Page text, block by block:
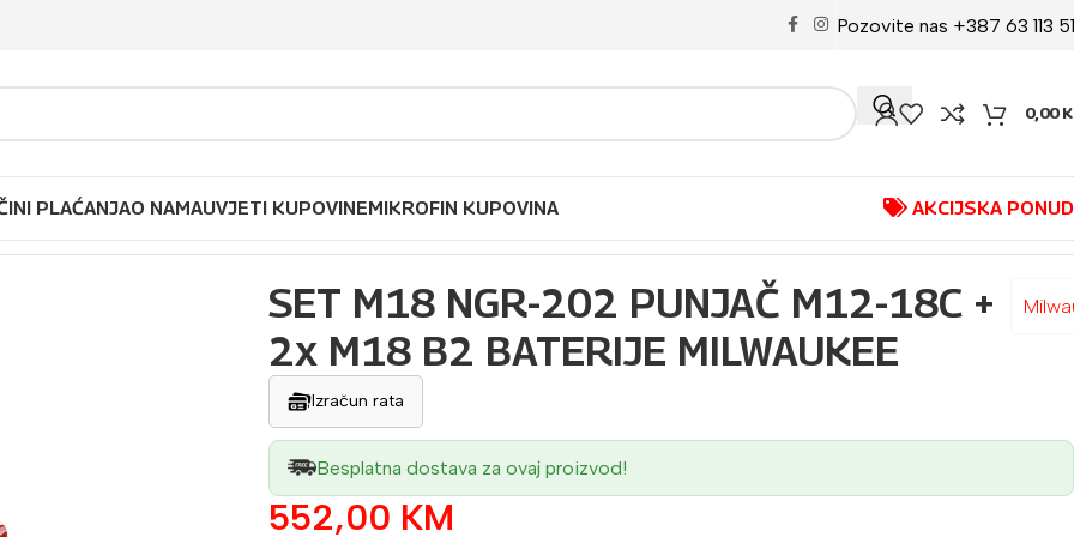
Pozovite nas +387 63 113
0,00
PLAĆANJAO NAMAUVJETI KUPOVINEMIKROFIN KUPOVINA AKCIJSKA
SET M18 NGR-202 PUNJAČ M12-18C +
2x M18 B2 BATERIJE MILWAUKEE
Izračun rata
Besplatna dostava za ovaj proizvod!
552,00 KM